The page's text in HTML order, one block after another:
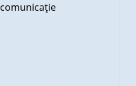
comunicaţie